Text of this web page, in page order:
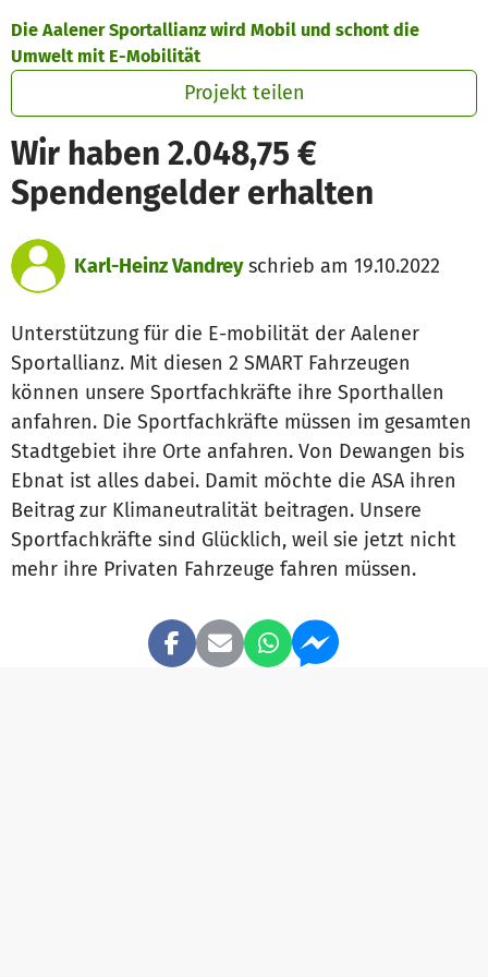
Die Aalener Sportallianz wird Mobil und schont die
Umwelt mit E-Mobilität
Projekt teilen
Wir haben 2.048,75 €
Spendengelder erhalten
Karl-Heinz Vandreyschrieb am 19.10.2022
Unterstützung für die E-mobilität der Aalener
Sportallianz. Mit diesen 2 SMART Fahrzeugen
können unsere Sportfachkräfte ihre Sporthallen
anfahren. Die Sportfachkräfte müssen im gesamten
Stadtgebiet ihre Orte anfahren. Von Dewangen bis
Ebnat ist alles dabei. Damit möchte die ASA ihren
Beitrag zur Klimaneutralität beitragen. Unsere
Sportfachkräfte sind Glücklich, weil sie jetzt nicht
mehr ihre Privaten Fahrzeuge fahren müssen.